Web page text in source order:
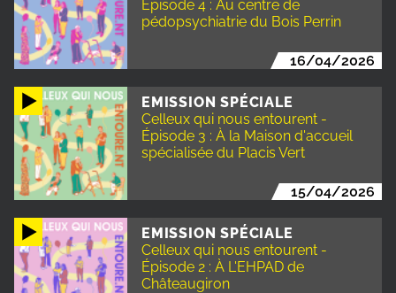
Épisode 4 : Au centre de
pédopsychiatrie du Bois Perrin
16/04/2026
EMISSION SPÉCIALE
Celleux qui nous entourent -
Épisode 3 : À la Maison d'accueil
spécialisée du Placis Vert
15/04/2026
EMISSION SPÉCIALE
Celleux qui nous entourent -
Épisode 2 : À L'EHPAD de
Châteaugiron